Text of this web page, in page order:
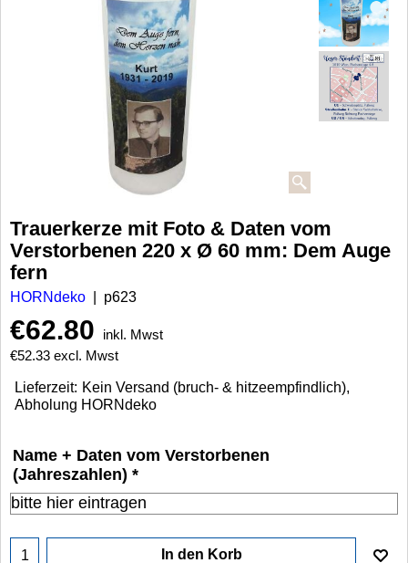
Trauerkerze mit Foto & Daten vom
Verstorbenen 220 x Ø 60 mm: Dem Auge
fern
HORNdeko p623
€62.80
inkl. Mwst
€52.33 excl. Mwst
Lieferzeit: Kein Versand (bruch- & hitzeempfindlich),
Abholung HORNdeko
Name + Daten vom Verstorbenen
(Jahreszahlen) *
In den Korb